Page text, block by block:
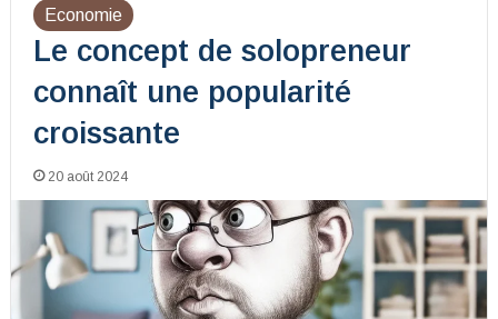
Economie
Le concept de solopreneur
connaît une popularité
croissante
20 août 2024